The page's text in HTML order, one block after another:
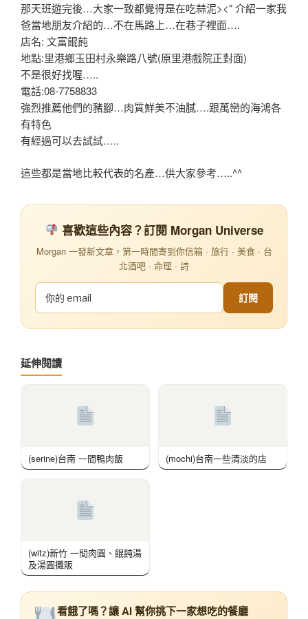
那天班遊完後…大家一致都覺得是在吃蒜泥><" 介紹一家我
爸當地朋友介紹的…不在馬路上…在巷子裡面….
店名: 文富餛飩
地點:里港鄉玉田村永樂路八號(原里港戲院正對面)
不是很好找喔…..
電話:08-7758833
強烈推薦他們的豬腳…肉質鮮美不油膩….跟萬巒的海鴻各
有特色
有經過可以去試試…..
這些都是當地比較代表的名產…供大家參考…..^^
喜歡這些內容？訂閱 Morgan Universe
Morgan 一發新文章，第一時間寄到你信箱 · 旅行 · 美食 · 台
北酒吧 · 命理 · 詩
訂閱
延伸閱讀
(serine)台南 一間鴨肉飯 (mochi)台南一些清淡的店
(witz)新竹 一間肉圓、餛飩湯
及湯圓攤販
看餓了嗎？讓 AI 幫你挑下一家想吃的餐廳